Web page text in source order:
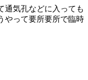
通気孔などに入っても
やって要所要所で臨時